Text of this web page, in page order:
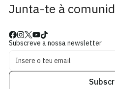
Junta-te à
Subscreve a nossa newsletter